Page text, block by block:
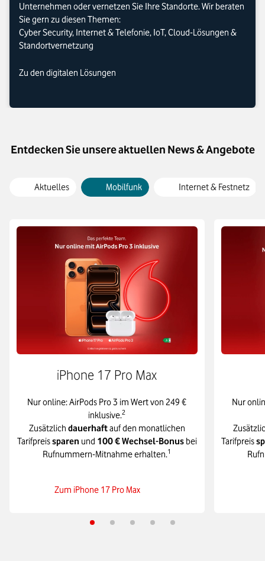
Unternehmen oder vernetzen Sie Ihre Standorte. Wir beraten
Sie gern zu diesen Themen:
Cyber Security, Internet & Telefonie, IoT, Cloud-Lösungen &
Standortvernetzung
Zu den digitalen Lösungen
Entdecken Sie unsere aktuellen News & Angebote
Aktuelles Mobilfunk Internet & Festnetz
iPhone 17 Pro Max
Nur online: AirPods Pro 3 im Wert von 249 €
inklusive.2
Zusätzlich dauerhaftauf den monatlichen
Tarifpreissparen und 100 € Wechsel-Bonusbei
Rufnummern-Mitnahme erhalten.1
Zum iPhone 17 Pro Max
Nur
Tarifpreis